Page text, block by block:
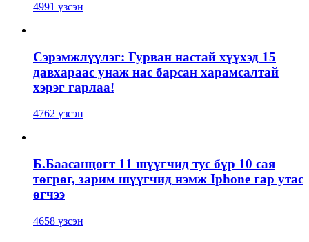
4991 үзсэн
Сэрэмжлүүлэг: Гурван настай хүүхэд 15
давхараас унаж нас барсан харамсалтай
хэрэг гарлаа!
4762 үзсэн
Б.Баасанцогт 11 шүүгчид тус бүр 10 сая
төгрөг, зарим шүүгчид нэмж Iphone гар утас
өгчээ
4658 үзсэн